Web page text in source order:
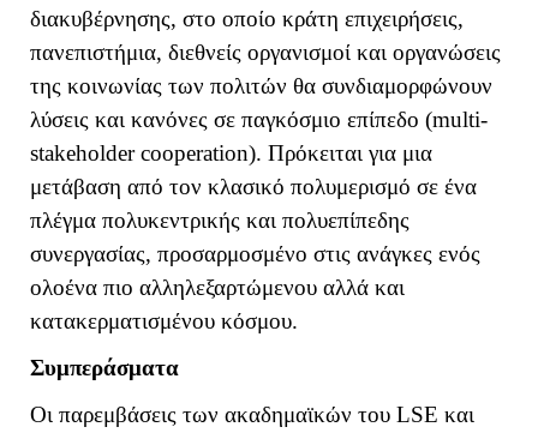
διακυβέρνησης, στο οποίο κράτη επιχειρήσεις,
πανεπιστήμια, διεθνείς οργανισμοί και οργανώσεις
της κοινωνίας των πολιτών θα συνδιαμορφώνουν
λύσεις και κανόνες σε παγκόσμιο επίπεδο (multi-
stakeholder cooperation). Πρόκειται για μια
μετάβαση από τον κλασικό πολυμερισμό σε ένα
πλέγμα πολυκεντρικής και πολυεπίπεδης
συνεργασίας, προσαρμοσμένο στις ανάγκες ενός
ολοένα πιο αλληλεξαρτώμενου αλλά και
κατακερματισμένου κόσμου.
Συμπεράσματα
Οι παρεμβάσεις των ακαδημαϊκών του LSE και